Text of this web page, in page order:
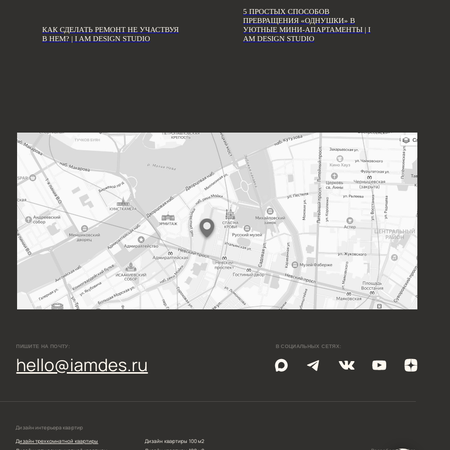
КАК СДЕЛАТЬ РЕМОНТ НЕ УЧАСТВУЯ
В НЕМ? | I AM DESIGN STUDIO
5 ПРОСТЫХ СПОСОБОВ
ПРЕВРАЩЕНИЯ «ОДНУШКИ» В
УЮТНЫЕ МИНИ-АПАРТАМЕНТЫ | I
AM DESIGN STUDIO
hello@iamdes.ru
НА ПОЧТУ: В СОЦИАЛЬНЫХ СЕТЯХ:
Дизайн квартиры 100 м2
Дизайн квартиры 120 м2
интерьера квартир
трехкомнатной квартиры
четырехкомнатной квартиры
Разработка сайта